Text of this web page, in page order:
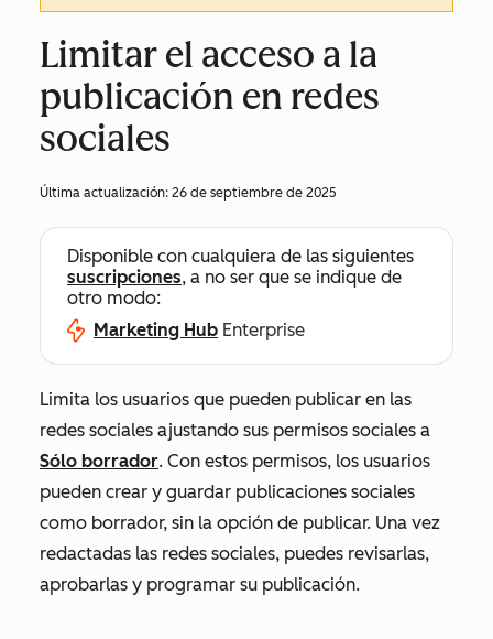
Limitar el acceso a la
publicación en redes
sociales
Última actualización: 26 de septiembre de 2025
Disponible con cualquiera de las siguientes
suscripciones, a no ser que se indique de
otro modo:
Marketing Hub Enterprise
Limita los usuarios que pueden publicar en las
redes sociales ajustando sus permisos sociales a
Sólo borrador. Con estos permisos, los usuarios
pueden crear y guardar publicaciones sociales
como borrador, sin la opción de publicar. Una vez
redactadas las redes sociales, puedes revisarlas,
aprobarlas y programar su publicación.